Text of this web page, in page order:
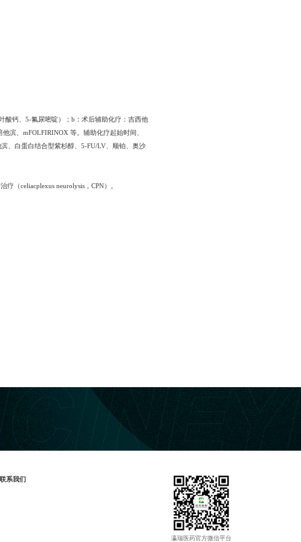
酸钙、5-氟尿嘧啶）；b：术后辅助化疗：吉西他
滨、mFOLFIRINOX 等。辅助化疗起始时间、
、白蛋白结合型紫杉醇、5-FU/LV、顺铂、奥沙
（celiacplexus neurolysis，CPN）。
联系我们
瀛瑞医药官方微信平台